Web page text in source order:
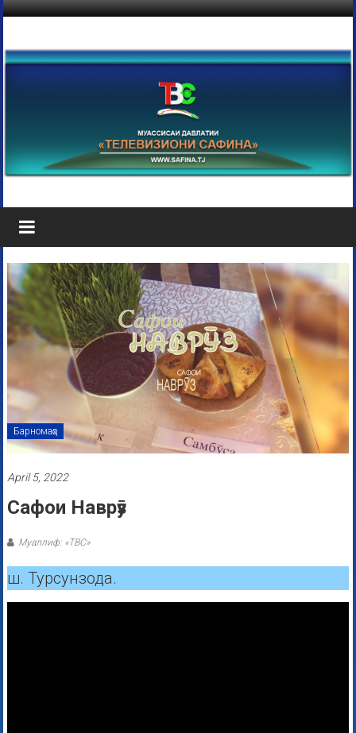
Барномаҳо
April 5, 2022
Сафои Наврӯз
Муаллиф: «ТВС»
ш. Турсунзода.